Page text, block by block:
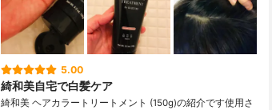
5.00
綺和美自宅で白髪ケア
綺和美 ヘアカラートリートメント (150g)の紹介です使用さ